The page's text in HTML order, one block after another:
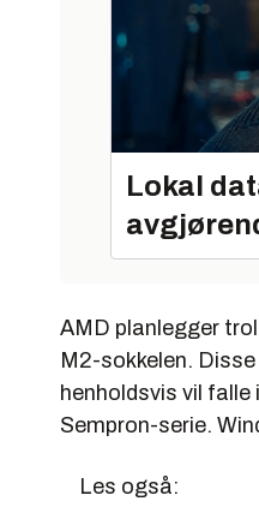
Lokal
AMD planlegger
M2-sokkelen.
henholdsvis vil
Sempron-serie.
Les også: